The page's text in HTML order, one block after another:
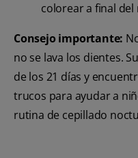
colorear a final del
Consejo importante:
no se lava los dientes.
de los 21 días y
trucos para ayudar a
rutina de cepillado